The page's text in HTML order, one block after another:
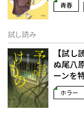
青春
試し読み
【試
ぬ――尾
ーンを
ホラー